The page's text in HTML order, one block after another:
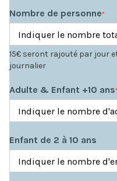
Nombre de personne*
15€ seront rajouté par jour
journalier
Adulte & Enfant +10 ans
Enfant de 2 à 10 ans